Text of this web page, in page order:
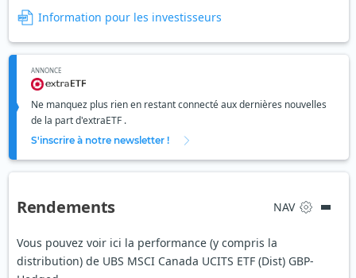
Information pour les investisseurs
ANNONCE
Ne manquez plus rien en restant connecté aux dernières nouvelles
de la part d'extraETF .
S'inscrire à notre newsletter !
Rendements NAV
Vous pouvez voir ici la performance (y compris la
distribution) de UBS MSCI Canada UCITS ETF (Dist) GBP-